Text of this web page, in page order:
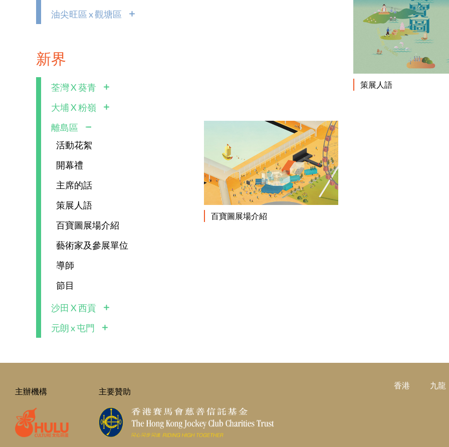
油尖旺區 x 觀塘區
新界
荃灣 X 葵青
大埔 X 粉嶺
離島區
活動花絮
開幕禮
主席的話
策展人語
百寶圖展場介紹
藝術家及參展單位
導師
節目
沙田 X 西貢
元朗 x 屯門
策展人語
百寶圖展場介紹
主辦機構 主要贊助
香港 九龍